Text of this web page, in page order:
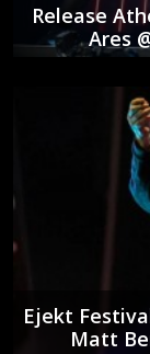
Release
Ares
Ejekt
Matt